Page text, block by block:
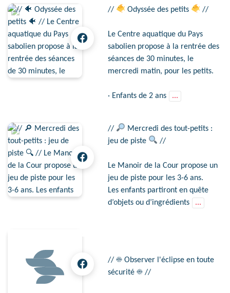
// Odyssée des petits //
Le Centre aquatique du Pays
sabolien propose à la rentrée des
séances de 30 minutes, le
mercredi matin, pour les petits.
· Enfants de 2 ans ...
//
Mercredi des tout-petits :
jeu de piste
//
Le Manoir de la Cour propose un
jeu de piste pour les 3-6 ans.
Les enfants partiront en quête
d’objets ou d’ingrédients
...
// ☀ Observer l'éclipse en toute
sécurité ☀ //